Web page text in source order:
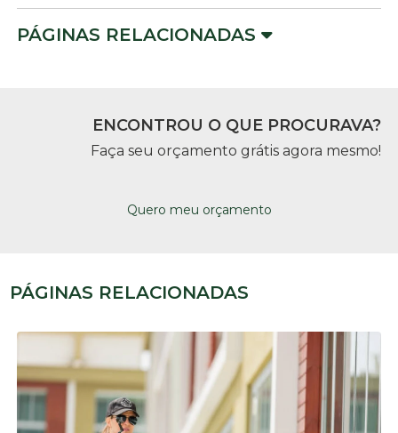
PÁGINAS RELACIONADAS
ENCONTROU O QUE PROCURAVA?
Faça seu orçamento grátis agora mesmo!
Quero meu orçamento
PÁGINAS RELACIONADAS